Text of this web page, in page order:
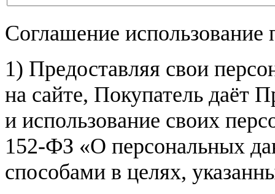
Соглашение
1) Предоставляя свои
на сайте, Покупатель даёт
и использование своих
152-ФЗ «О персональных
способами в целях,